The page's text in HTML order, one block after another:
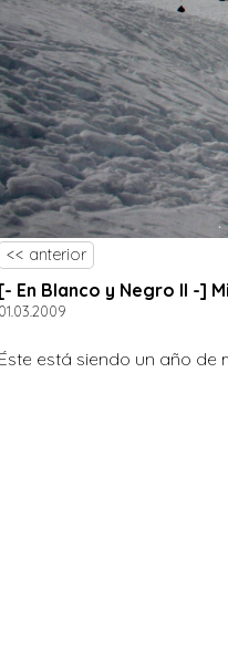
<< anterior
[- En Blanco y Negro II -]
01.03.2009
Éste está siendo un año de